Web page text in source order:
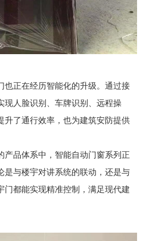
也正在经历智能化的升级。通过接
现人脸识别、车牌识别、远程操
升了通行效率，也为建筑安防提供
产品体系中，智能自动门窗系列正
是与楼宇对讲系统的联动，还是与
门都能实现精准控制，满足现代建